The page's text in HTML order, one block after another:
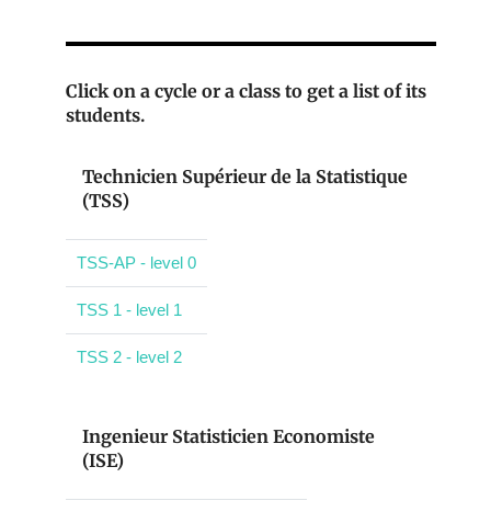
Click on a cycle or a class to get a list of its
students.
Technicien Supérieur de la Statistique
(TSS)
TSS-AP - level 0
TSS 1 - level 1
TSS 2 - level 2
Ingenieur Statisticien Economiste
(ISE)